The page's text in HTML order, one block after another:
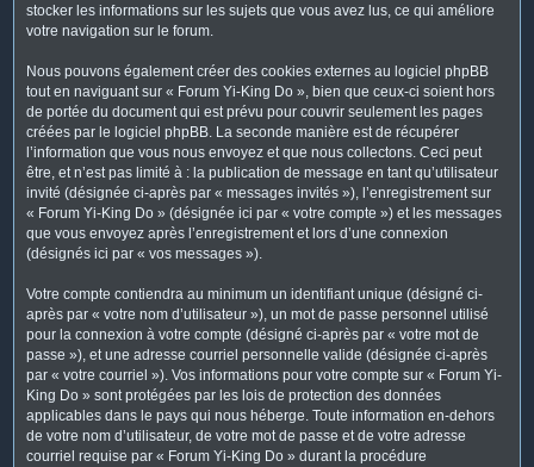
stocker les informations sur les sujets que vous avez lus, ce qui améliore
votre navigation sur le forum.
Nous pouvons également créer des cookies externes au logiciel phpBB
tout en naviguant sur « Forum Yi-King Do », bien que ceux-ci soient hors
de portée du document qui est prévu pour couvrir seulement les pages
créées par le logiciel phpBB. La seconde manière est de récupérer
l’information que vous nous envoyez et que nous collectons. Ceci peut
être, et n’est pas limité à : la publication de message en tant qu’utilisateur
invité (désignée ci-après par « messages invités »), l’enregistrement sur
« Forum Yi-King Do » (désignée ici par « votre compte ») et les messages
que vous envoyez après l’enregistrement et lors d’une connexion
(désignés ici par « vos messages »).
Votre compte contiendra au minimum un identifiant unique (désigné ci-
après par « votre nom d’utilisateur »), un mot de passe personnel utilisé
pour la connexion à votre compte (désigné ci-après par « votre mot de
passe »), et une adresse courriel personnelle valide (désignée ci-après
par « votre courriel »). Vos informations pour votre compte sur « Forum Yi-
King Do » sont protégées par les lois de protection des données
applicables dans le pays qui nous héberge. Toute information en-dehors
de votre nom d’utilisateur, de votre mot de passe et de votre adresse
courriel requise par « Forum Yi-King Do » durant la procédure